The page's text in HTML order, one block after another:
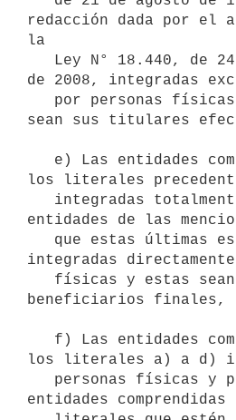
redacción dada por el
la
de 2008, integradas
sean sus titulares
los literales
entidades de las
integradas
beneficiarios finales,
los literales a) a d)
entidades comprendidas